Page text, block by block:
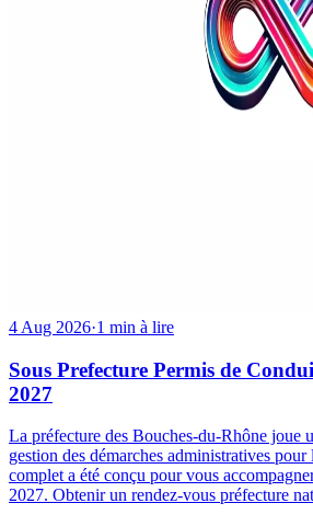
4 Aug 2026·1 min à lire
Sous Prefecture Permis de
2027
La préfecture des Bouches-du-Rhône joue
gestion des démarches administratives
complet a été conçu pour vous
2027. Obtenir un rendez-vous préfecture